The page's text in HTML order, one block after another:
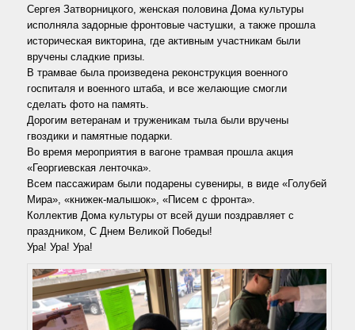
Сергея Затворницкого, женская половина Дома культуры
исполняла задорные фронтовые частушки, а также прошла
историческая викторина, где активным участникам были
вручены сладкие призы.
В трамвае была произведена реконструкция военного
госпиталя и военного штаба, и все желающие смогли
сделать фото на память.
Дорогим ветеранам и труженикам тыла были вручены
гвоздики и памятные подарки.
Во время мероприятия в вагоне трамвая прошла акция
«Георгиевская ленточка».
Всем пассажирам были подарены сувениры, в виде «Голубей
Мира», «книжек-малышок», «Писем с фронта».
Коллектив Дома культуры от всей души поздравляет с
праздником, С Днем Великой Победы!
Ура! Ура! Ура!